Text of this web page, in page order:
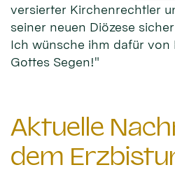
versierter Kirchenrechtler
seiner neuen Diözese
Ich wünsche ihm dafür von
Gottes Segen!"
Aktuelle
dem